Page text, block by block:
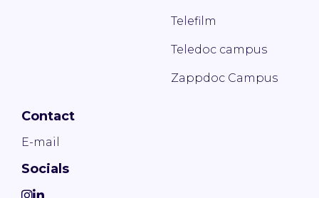
Telefilm
Teledoc campus
Zappdoc Campus
Contact
E-mail
Socials